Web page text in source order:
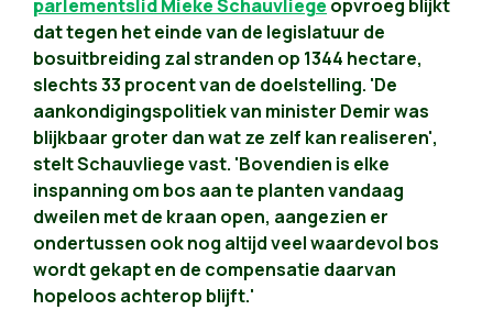
parlementslid Mieke Schauvliege opvroeg blijkt
dat tegen het einde van de legislatuur de
bosuitbreiding zal stranden op 1344 hectare,
slechts 33 procent van de doelstelling. 'De
aankondigingspolitiek van minister Demir was
blijkbaar groter dan wat ze zelf kan realiseren',
stelt Schauvliege vast. 'Bovendien is elke
inspanning om bos aan te planten vandaag
dweilen met de kraan open, aangezien er
ondertussen ook nog altijd veel waardevol bos
wordt gekapt en de compensatie daarvan
hopeloos achterop blijft.'